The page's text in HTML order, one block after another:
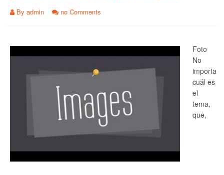
By admin no Comments
Foto
No
importa
cuál es
el
tema,
que,